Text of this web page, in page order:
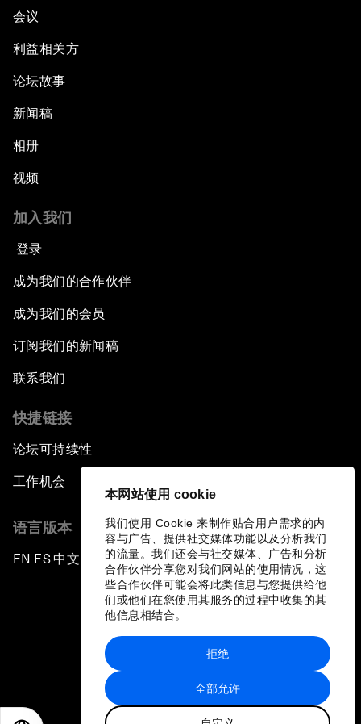
本网站使用 cookie
我们使用 Cookie 来制作贴合用户需求的内
容与广告、提供社交媒体功能以及分析我们
的流量。我们还会与社交媒体、广告和分析
合作伙伴分享您对我们网站的使用情况，这
些合作伙伴可能会将此类信息与您提供给他
们或他们在您使用其服务的过程中收集的其
他信息相结合。
全部允许
拒绝
会议
利益相关方
论坛故事
新闻稿
相册
视频
加入我们
登录
成为我们的合作伙伴
成为我们的会员
订阅我们的新闻稿
联系我们
快捷链接
论坛可持续性
工作机会
语言版本
EN ▪ ES▪中文▪ 日本語
站点地图